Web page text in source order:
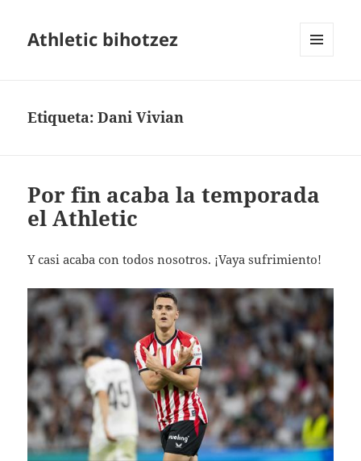
Athletic bihotzez
Etiqueta:Dani Vivian
Por fin acaba la temporada
el Athletic
Y casi acaba con todos nosotros. ¡Vaya sufrimiento!